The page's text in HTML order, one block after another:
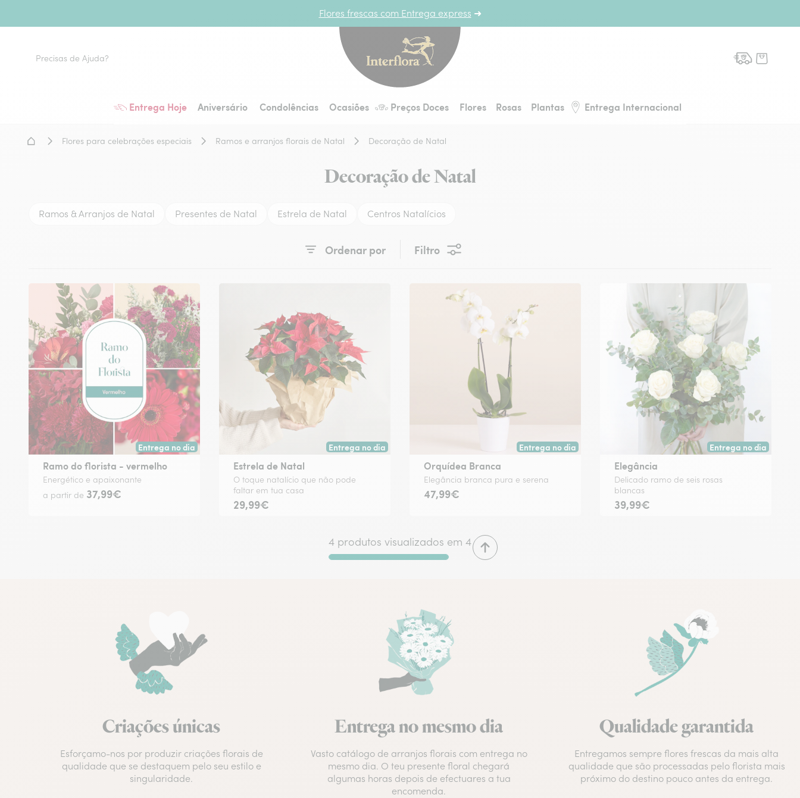
Flores frescas com Entrega express ➜
Entrega Hoje Aniversário Condolências Ocasiões Preços Doces Flores Rosas Plantas Entrega Internacional
Precisas de Ajuda?
Home - Entrega de flores
Flores para celebrações especiais Ramos e arranjos florais de Natal Decoração de Natal
Decoração de Natal
Ramos & Arranjos de Natal Presentes de Natal Estrela de Natal Centros Natalícios
Ordenar por Filtro
Entrega no dia
Entrega hoje ou na data à tua escolha.
Ramo do florista - vermelho
Energético e apaixonante
a partir de 37,99€
Entrega no dia
Entrega hoje ou na data à tua escolha.
Estrela de Natal
O toque natalício que não pode
faltar em tua casa
29,99€
Entrega no dia
Entrega hoje ou na data à tua escolha.
Orquídea Branca
Elegância branca pura e serena
47,99€
Entrega no dia
Entrega hoje ou na
Elegância
Delicado ramo de seis rosas
blancas
39,99€
4 produtos visualizados em 4
Criações únicas
Esforçamo-nos por produzir criações florais de
qualidade que se destaquem pelo seu estilo e
singularidade.
Entrega no mesmo dia
Vasto catálogo de arranjos florais com entrega no
mesmo dia. O teu presente floral chegará
algumas horas depois de efectuares a tua
encomenda.
Qualidade garantida
Entregamos sempre flores frescas da mais alta
qualidade que são processadas pelo florista mais
próximo do destino pouco antes da entrega.